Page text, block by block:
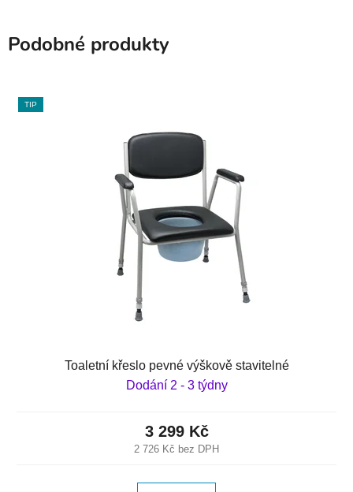
Podobné produkty
TIP
Toaletní křeslo pevné výškově stavitelné
Dodání 2 - 3 týdny
2 726 Kč bez DPH
3 299 Kč